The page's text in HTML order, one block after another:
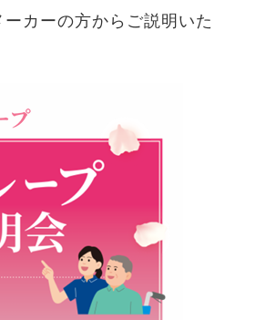
カーの方からご説明いた